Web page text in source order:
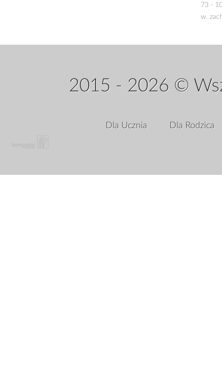
73 -
w.
2015 - 2026 ©
Dla Ucznia Dla Rodzica